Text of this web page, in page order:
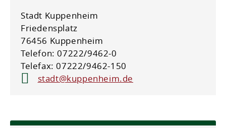
Stadt Kuppenheim
Friedensplatz
76456 Kuppenheim
Telefon: 07222/9462-0
Telefax: 07222/9462-150
stadt@kuppenheim.de